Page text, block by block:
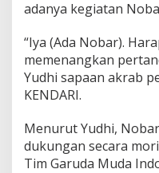
adanya kegiatan
“Iya (Ada Nobar).
memenangkan
Yudhi sapaan akrab
KENDARI.
Menurut Yudhi,
dukungan secara
Tim Garuda Muda